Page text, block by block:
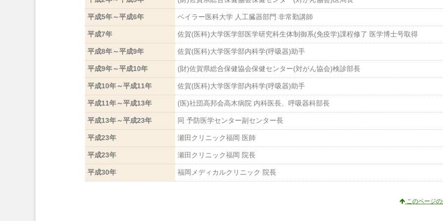
平成5年～平成6年 ベイラー医科大学 人工臓器部門 非常勤講師
平成7年 佐賀(医科)大学医学部医学研究科生体制御系(免疫学)課程修了 医学博士号取得
平成8年～平成9年 佐賀(医科)大学医学部内科学(呼吸器)助手
平成9年～平成10年 (財)佐賀県総合保健協会保健センター(対がん協会)検診部長
平成10年～平成11年 佐賀(医科)大学医学部内科学(呼吸器)助手
平成11年～平成13年 (医)社団高邦会高木病院 内科医長、呼吸器科部長
平成13年～平成23年 同 予防医学センター副センター長
平成23年 瀬田クリニック福岡 医師
平成23年 瀬田クリニック福岡 院長
平成30年 福岡メディカルクリニック 院長
このページ